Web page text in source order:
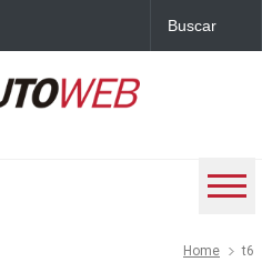
Home t6